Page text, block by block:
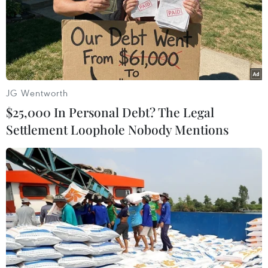
TIN LIÊN QUAN
JG Wentworth
$25,000 In Personal Debt? The Legal
Settlement Loophole Nobody Mentions